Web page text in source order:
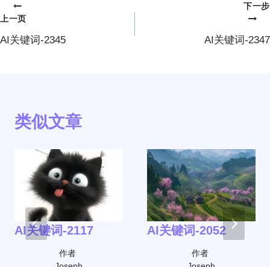
文
章
上一页
AI关键词-2345
下一步
AI关键词-2347
类似文章
AI关键词-2117
作者
AI关键词-2052
作者